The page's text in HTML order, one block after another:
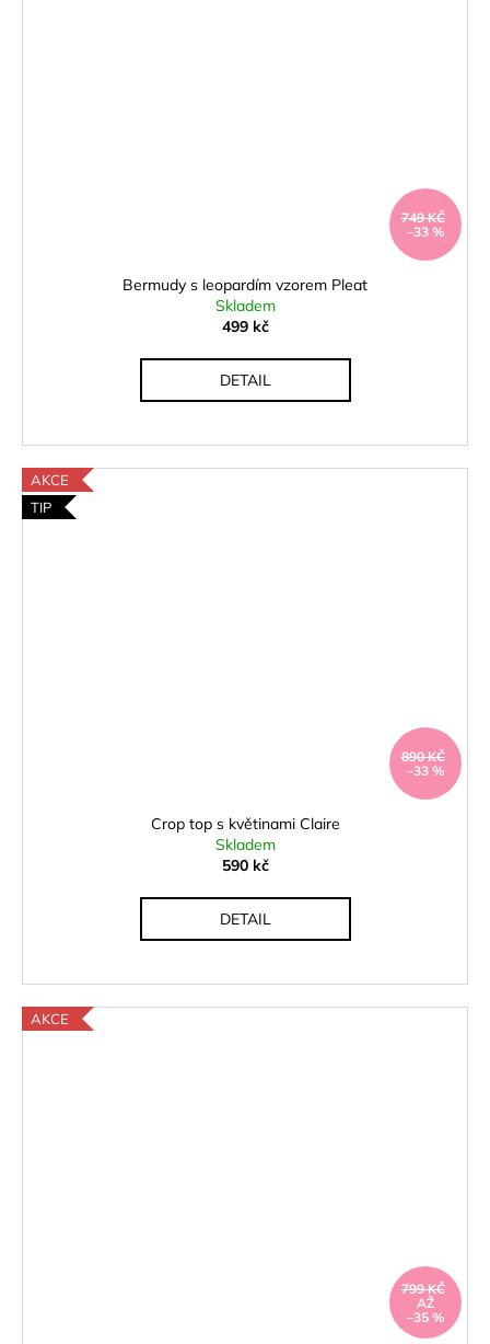
749 KČ
–33 %
Bermudy s leopardím vzorem Pleat
Skladem
499 kč
DETAIL
AKCE
TIP
890 KČ
–33 %
Crop top s květinami Claire
Skladem
590 kč
DETAIL
AKCE
799 KČ
AŽ
–35 %